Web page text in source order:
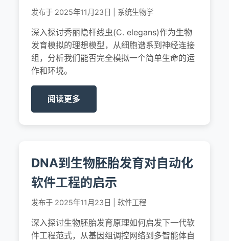
发布于 2025年11月23日 | 系统生物学
深入探讨秀丽隐杆线虫(C. elegans)作为生物
发育模拟的理想模型，从细胞谱系到神经连接
组，分析我们能否完全模拟一个简单生命的运
作和环境。
阅读更多
DNA到生物胚胎发育对自动化
软件工程的启示
发布于 2025年11月23日 | 软件工程
深入探讨生物胚胎发育原理如何启发下一代软
件工程范式，从基因组调控网络到多智能体自